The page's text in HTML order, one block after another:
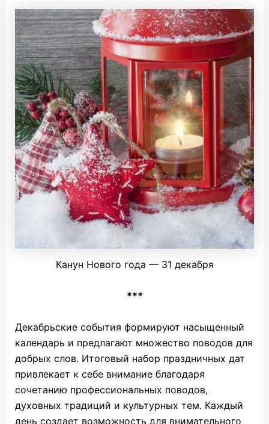
Канун Нового года — 31 декабря
***
Декабрьские события формируют насыщенный
календарь и предлагают множество поводов для
добрых слов. Итоговый набор праздничных дат
привлекает к себе внимание благодаря
сочетанию профессиональных поводов,
духовных традиций и культурных тем. Каждый
день создает возможность для внимательного